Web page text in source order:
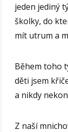
jeden jediný
školky, do
mít utrum a
Během toho
děti jsem
a nikdy
Z naší